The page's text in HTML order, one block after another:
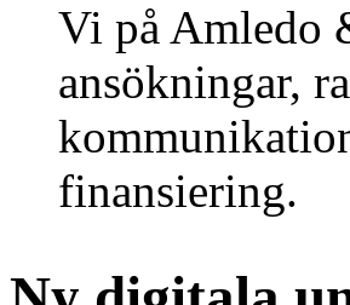
Vi på Amledo
ansökningar,
finansiering.